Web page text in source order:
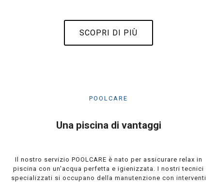
SCOPRI DI PIÙ
POOLCARE
Una piscina di vantaggi
Il nostro servizio POOLCARE è nato per assicurare relax in
piscina con un'acqua perfetta e igienizzata. I nostri tecnici
specializzati si occupano della manutenzione con interventi